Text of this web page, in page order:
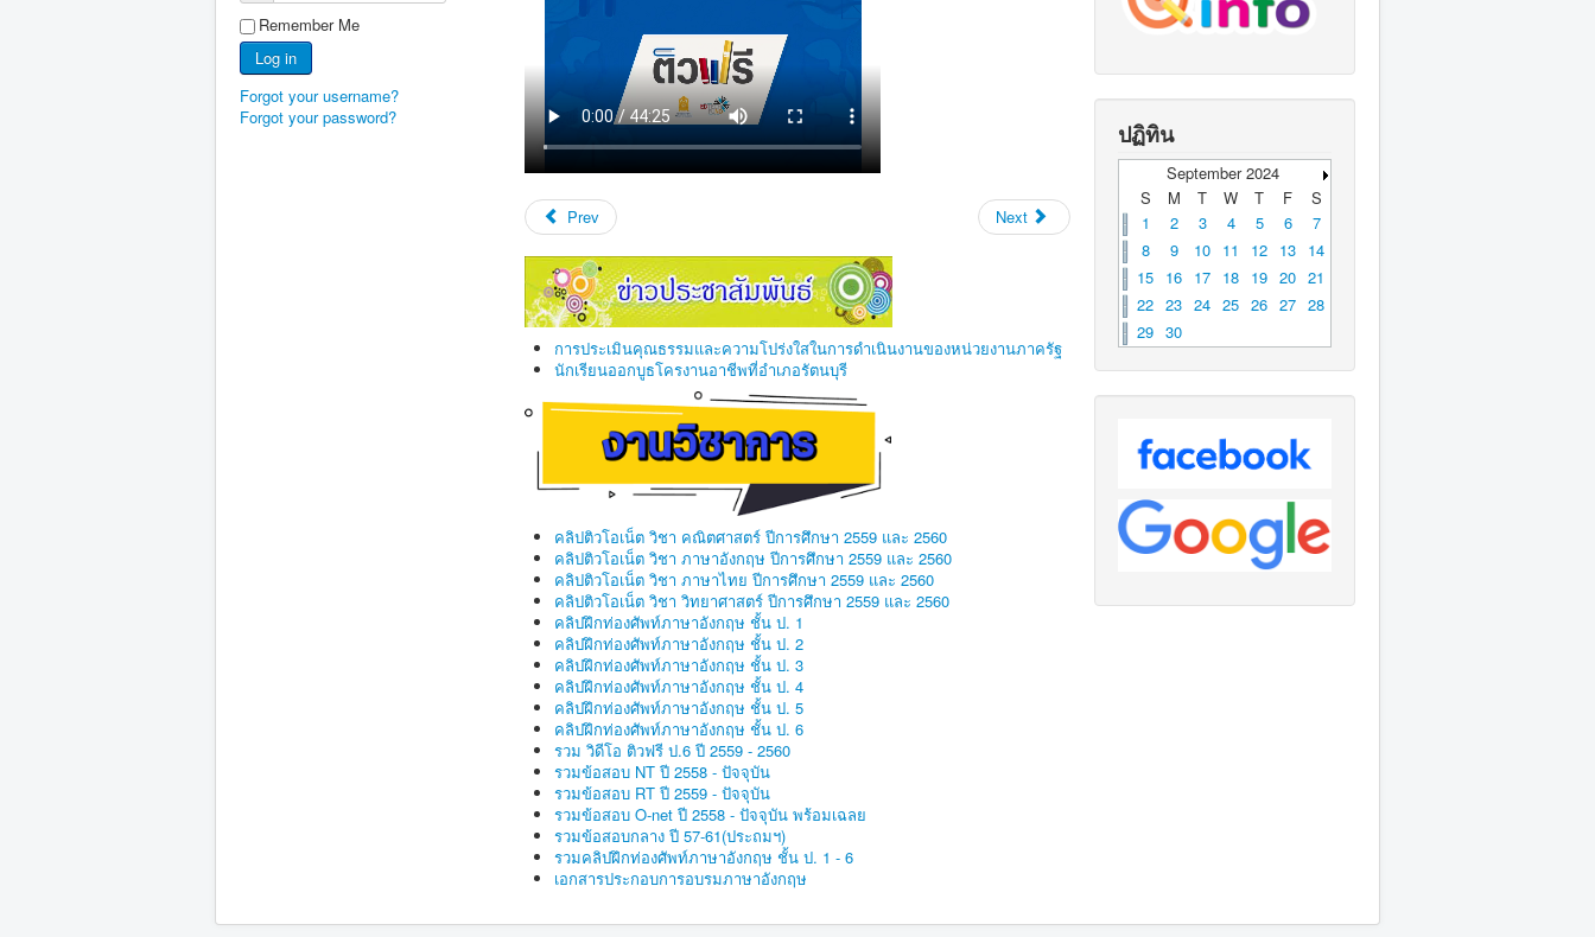
Remember Me
Log in
Forgot your username?
Forgot your password?
Prev Next
การประเมินคุณธรรมและความโปร่งใสในการดำเนินงานของหน่วยงานภาครัฐ
นักเรียนออกบูธโครงานอาชีพที่อำเภอรัตนบุรี
คลิปติวโอเน็ต วิชา คณิตศาสตร์ ปีการศึกษา 2559 และ 2560
คลิปติวโอเน็ต วิชา ภาษาอังกฤษ ปีการศึกษา 2559 และ 2560
คลิปติวโอเน็ต วิชา ภาษาไทย ปีการศึกษา 2559 และ 2560
คลิปติวโอเน็ต วิชา วิทยาศาสตร์ ปีการศึกษา 2559 และ 2560
คลิปฝึกท่องศัพท์ภาษาอังกฤษ ชั้น ป. 1
คลิปฝึกท่องศัพท์ภาษาอังกฤษ ชั้น ป. 2
คลิปฝึกท่องศัพท์ภาษาอังกฤษ ชั้น ป. 3
คลิปฝึกท่องศัพท์ภาษาอังกฤษ ชั้น ป. 4
คลิปฝึกท่องศัพท์ภาษาอังกฤษ ชั้น ป. 5
คลิปฝึกท่องศัพท์ภาษาอังกฤษ ชั้น ป. 6
รวม วิดีโอ ติวฟรี ป.6 ปี 2559 - 2560
รวมข้อสอบ NT ปี 2558 - ปัจจุบัน
รวมข้อสอบ RT ปี 2559 - ปัจจุบัน
รวมข้อสอบ O-net ปี 2558 - ปัจจุบัน พร้อมเฉลย
รวมข้อสอบกลาง ปี 57-61(ประถมฯ)
รวมคลิปฝึกท่องศัพท์ภาษาอังกฤษ ชั้น ป. 1 - 6
เอกสารประกอบการอบรมภาษาอังกฤษ
ปฏิทิน
September 2024
S
M T W T F
S
1
2 3 4 5 6
7
8
9 10 11 12 13 14
15 16 17 18 19 20 21
22 23 24 25 26 27 28
29 30